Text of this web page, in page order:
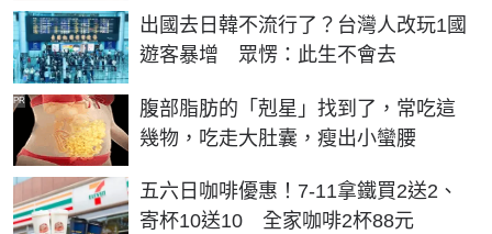
出國去日韓不流行了？台灣人改玩1國
遊客暴增 眾愣：此生不會去
腹部脂肪的「剋星」找到了，常吃這
幾物，吃走大肚囊，瘦出小蠻腰
PR
五六日咖啡優惠！7-11拿鐵買2送2、
寄杯10送10 全家咖啡2杯88元